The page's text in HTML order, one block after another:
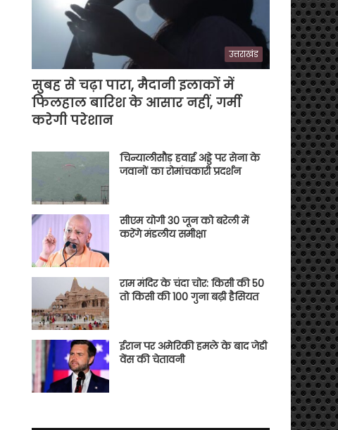
उत्तराखंड
सुबह से चढ़ा पारा, मैदानी इलाकों में
फिलहाल बारिश के आसार नहीं, गर्मी
करेगी परेशान
चिन्यालीसौड़ हवाई अड्डे पर सेना के
जवानों का रोमांचकारी प्रदर्शन
सीएम योगी 30 जून को बरेली में
करेंगे मंडलीय समीक्षा
राम मंदिर के चंदा चोर: किसी की 50
तो किसी की 100 गुना बढ़ी हैसियत
ईरान पर अमेरिकी हमले के बाद जेडी
वेंस की चेतावनी